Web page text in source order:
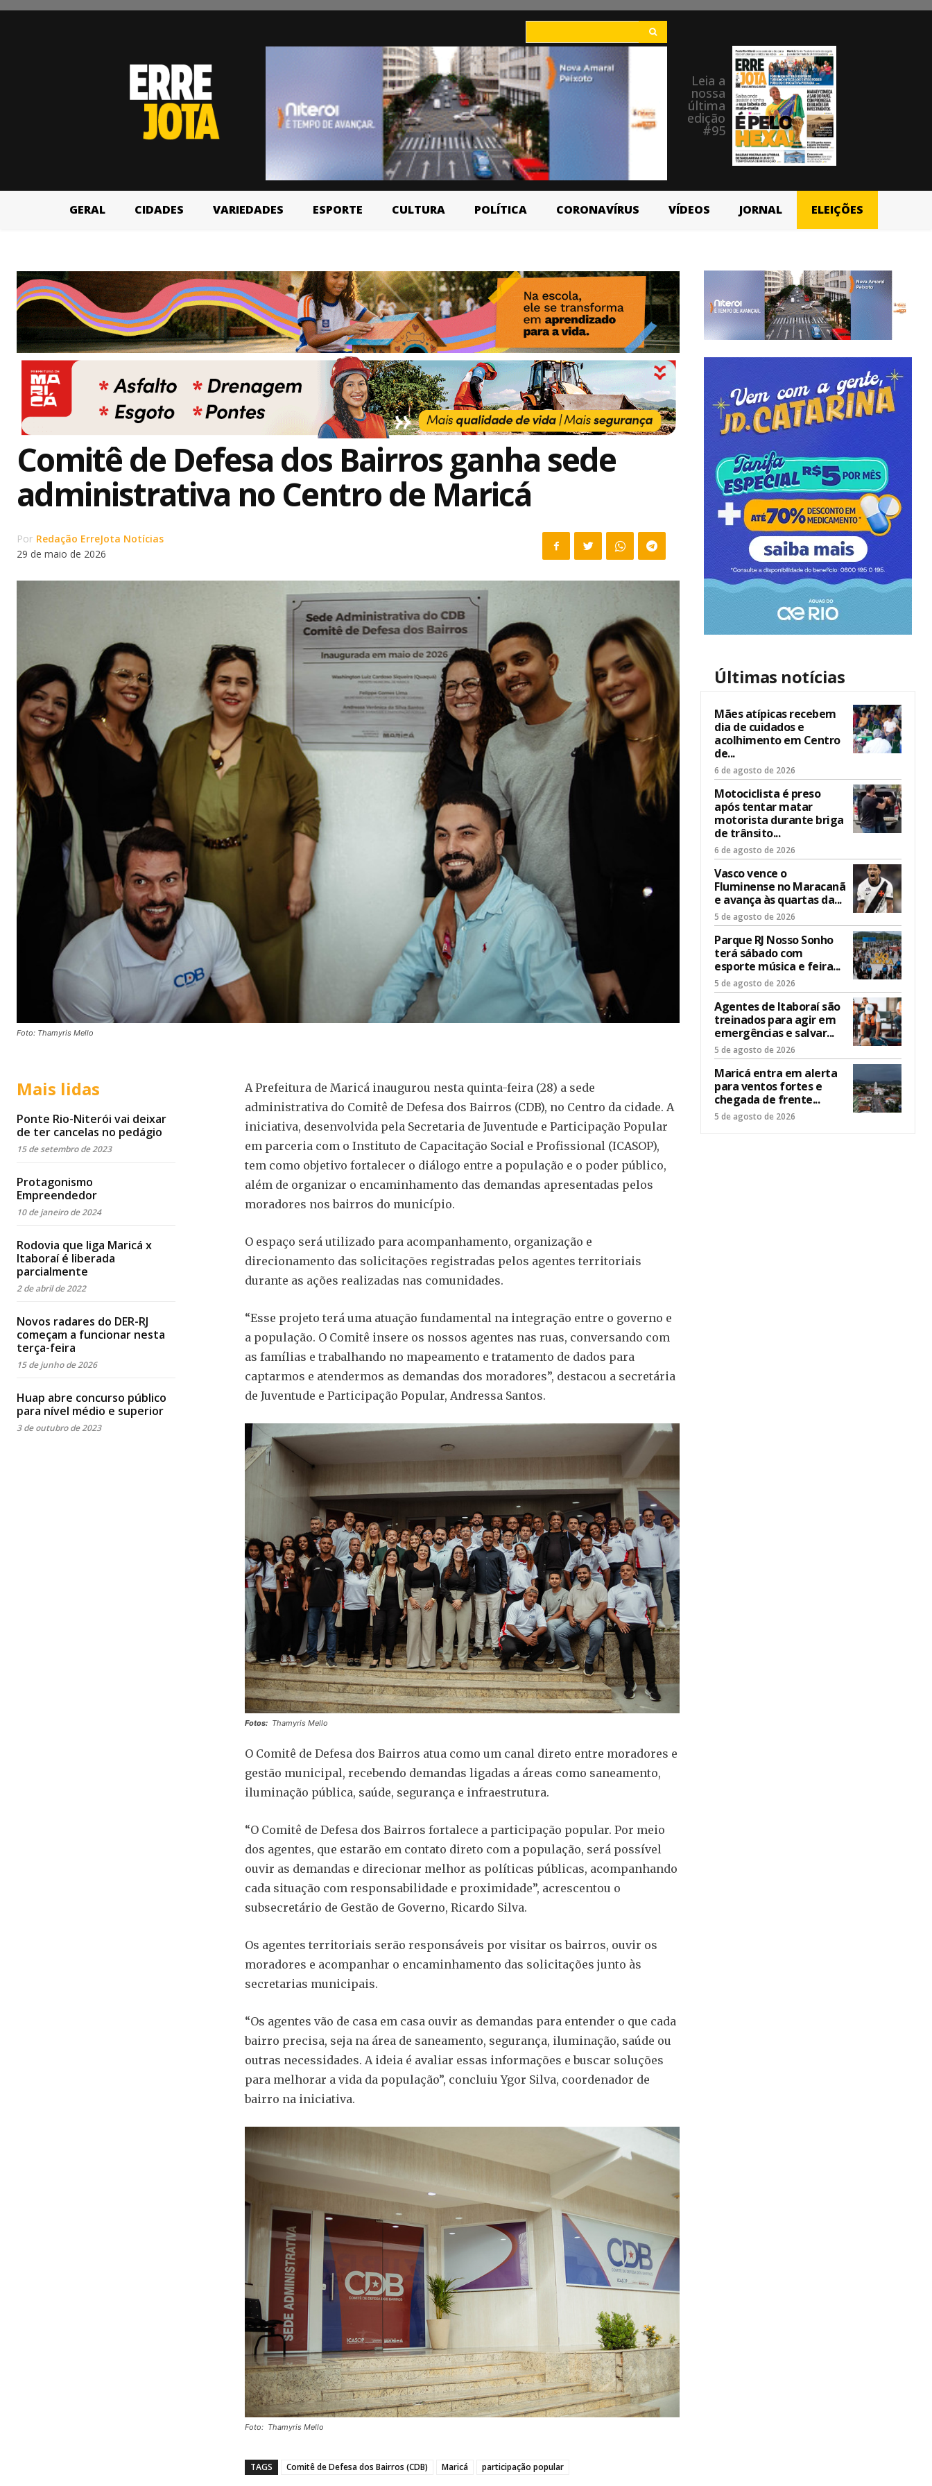
Leia a
nossa
última
edição
#95
GERAL CIDADES VARIEDADES ESPORTE CULTURA POLÍTICA CORONAVÍRUS VÍDEOS JORNAL ELEIÇÕES
Comitê de Defesa dos Bairros ganha sede
administrativa no Centro de Maricá
Por Redação ErreJota Notícias
29 de maio de 2026
Foto: Thamyris Mello
Mais lidas
Ponte Rio-Niterói vai deixar
de ter cancelas no pedágio
15 de setembro de 2023
Protagonismo
Empreendedor
10 de janeiro de 2024
Rodovia que liga Maricá x
Itaboraí é liberada
parcialmente
2 de abril de 2022
Novos radares do DER-RJ
começam a funcionar nesta
terça-feira
15 de junho de 2026
Huap abre concurso público
para nível médio e superior
3 de outubro de 2023
A Prefeitura de Maricá inaugurou nesta quinta-feira (28) a sede
administrativa do Comitê de Defesa dos Bairros (CDB), no Centro da cidade. A
iniciativa, desenvolvida pela Secretaria de Juventude e Participação Popular
em parceria com o Instituto de Capacitação Social e Profissional (ICASOP),
tem como objetivo fortalecer o diálogo entre a população e o poder público,
além de organizar o encaminhamento das demandas apresentadas pelos
moradores nos bairros do município.
O espaço será utilizado para acompanhamento, organização e
direcionamento das solicitações registradas pelos agentes territoriais
durante as ações realizadas nas comunidades.
“Esse projeto terá uma atuação fundamental na integração entre o governo e
a população. O Comitê insere os nossos agentes nas ruas, conversando com
as famílias e trabalhando no mapeamento e tratamento de dados para
captarmos e atendermos as demandas dos moradores”, destacou a secretária
de Juventude e Participação Popular, Andressa Santos.
Fotos: Thamyris Mello
O Comitê de Defesa dos Bairros atua como um canal direto entre moradores e
gestão municipal, recebendo demandas ligadas a áreas como saneamento,
iluminação pública, saúde, segurança e infraestrutura.
“O Comitê de Defesa dos Bairros fortalece a participação popular. Por meio
dos agentes, que estarão em contato direto com a população, será possível
ouvir as demandas e direcionar melhor as políticas públicas, acompanhando
cada situação com responsabilidade e proximidade”, acrescentou o
subsecretário de Gestão de Governo, Ricardo Silva.
Os agentes territoriais serão responsáveis por visitar os bairros, ouvir os
moradores e acompanhar o encaminhamento das solicitações junto às
secretarias municipais.
“Os agentes vão de casa em casa ouvir as demandas para entender o que cada
bairro precisa, seja na área de saneamento, segurança, iluminação, saúde ou
outras necessidades. A ideia é avaliar essas informações e buscar soluções
para melhorar a vida da população”, concluiu Ygor Silva, coordenador de
bairro na iniciativa.
Foto: Thamyris Mello
TAGS Comitê de Defesa dos Bairros (CDB) Maricá participação popular
Últimas notícias
Mães atípicas recebem
dia de cuidados e
acolhimento em Centro
de...
6 de agosto de 2026
Motociclista é preso
após tentar matar
motorista durante briga
de trânsito...
6 de agosto de 2026
Vasco vence o
Fluminense no Maracanã
e avança às quartas da...
5 de agosto de 2026
Parque RJ Nosso Sonho
terá sábado com
esporte música e feira...
5 de agosto de 2026
Agentes de Itaboraí são
treinados para agir em
emergências e salvar...
5 de agosto de 2026
Maricá entra em alerta
para ventos fortes e
chegada de frente...
5 de agosto de 2026